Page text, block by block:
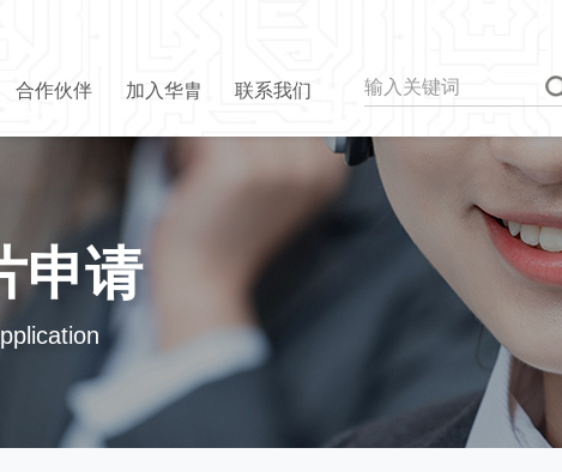
合作伙伴 加入华胄 联系我们
申请